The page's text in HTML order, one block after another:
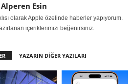
Alperen Esin
olarak Apple özelinde haberler yapıyorum.
içeriklerimizi beğenirsiniz.
YAZARIN DİĞER YAZILARI